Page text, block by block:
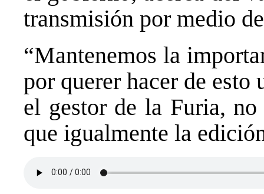
transmisión por medio
“Mantenemos la
por querer hacer de
el gestor de la Furia,
que igualmente la